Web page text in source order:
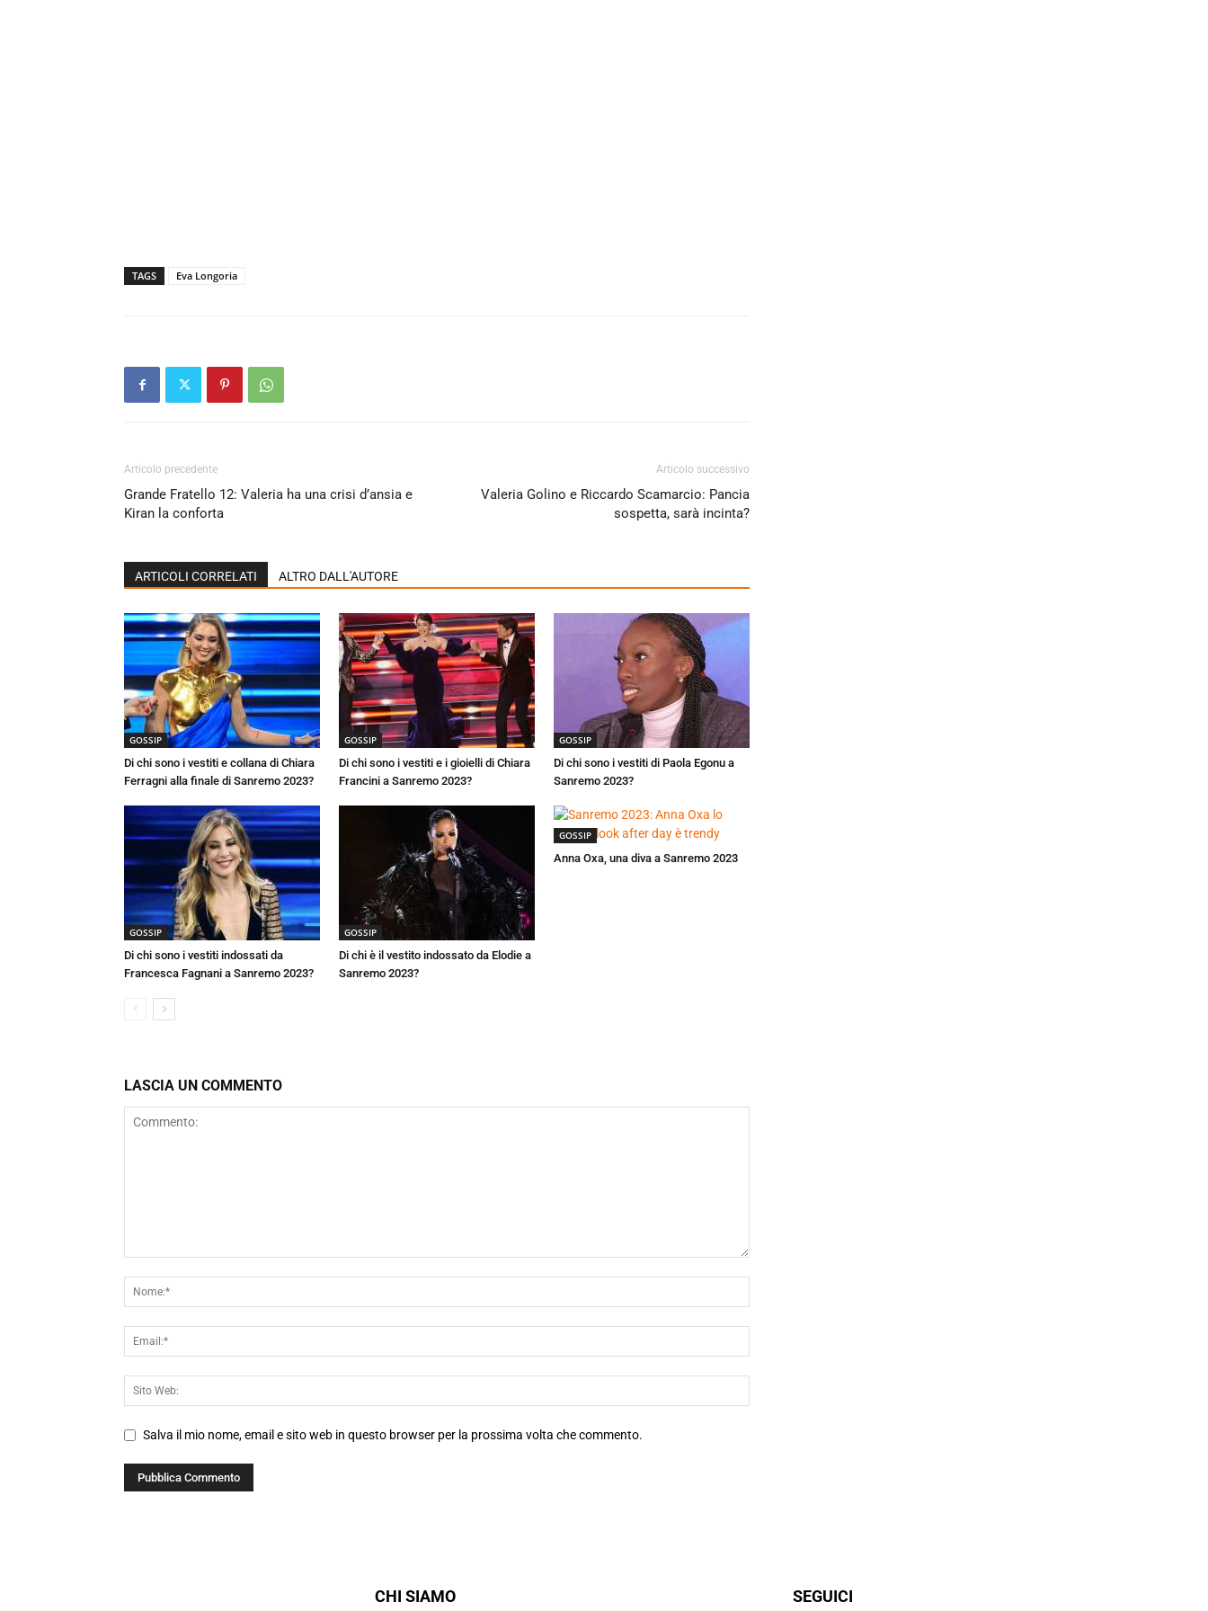
TAGS Eva Longoria
Articolo precedente
Grande Fratello 12: Valeria ha una crisi d’ansia e
Kiran la conforta
Articolo successivo
Valeria Golino e Riccardo Scamarcio: Pancia
sospetta, sarà incinta?
ARTICOLI CORRELATI ALTRO DALL'AUTORE
GOSSIP
Di chi sono i vestiti e collana di Chiara
Ferragni alla finale di Sanremo 2023?
GOSSIP
Di chi sono i vestiti e i gioielli di Chiara
Francini a Sanremo 2023?
GOSSIP
Di chi sono i vestiti di Paola Egonu a
Sanremo 2023?
GOSSIP
Di chi sono i vestiti indossati da
Francesca Fagnani a Sanremo 2023?
GOSSIP
Di chi è il vestito indossato da Elodie a
Sanremo 2023?
GOSSIP
Anna Oxa, una diva a Sanremo 2023
LASCIA UN COMMENTO
Salva il mio nome, email e sito web in questo browser per la prossima volta che commento.
CHI SIAMO SEGUICI